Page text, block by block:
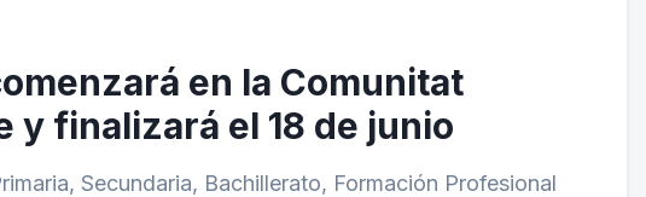
en la Comunitat
y finalizará el 18 de junio
Secundaria, Bachillerato, Formación Profesional